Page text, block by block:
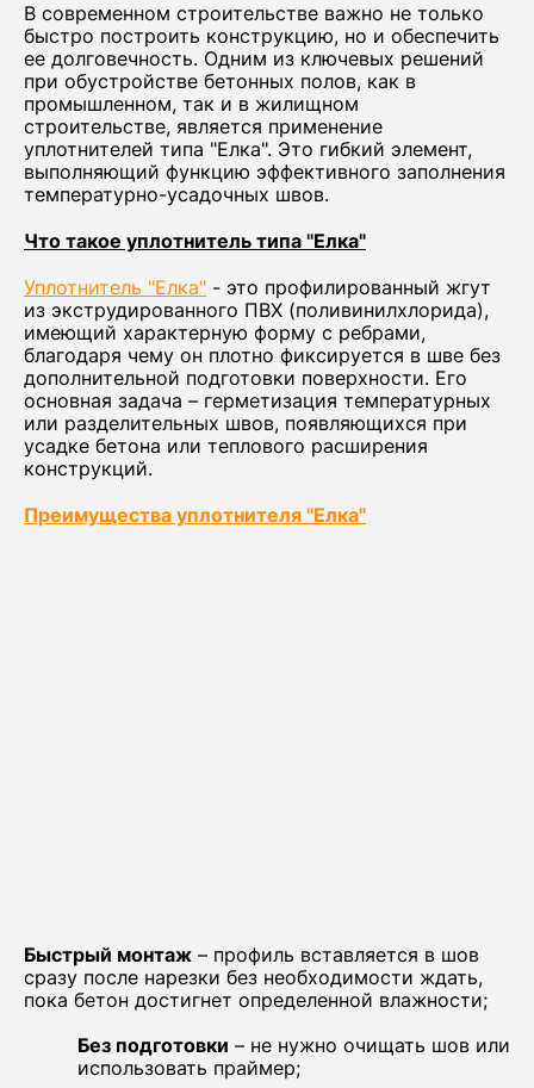
В современном строительстве важно не только
быстро построить конструкцию, но и обеспечить
ее долговечность. Одним из ключевых решений
при обустройстве бетонных полов, как в
промышленном, так и в жилищном
строительстве, является применение
уплотнителей типа "Елка". Это гибкий элемент,
выполняющий функцию эффективного заполнения
температурно-усадочных швов.
Что такое уплотнитель типа "Елка"
Уплотнитель "Елка" - это профилированный жгут
из экструдированного ПВХ (поливинилхлорида),
имеющий характерную форму с ребрами,
благодаря чему он плотно фиксируется в шве без
дополнительной подготовки поверхности. Его
основная задача – герметизация температурных
или разделительных швов, появляющихся при
усадке бетона или теплового расширения
конструкций.
Преимущества уплотнителя "Елка"
Быстрый монтаж – профиль вставляется в шов
сразу после нарезки без необходимости ждать,
пока бетон достигнет определенной влажности;
Без подготовки – не нужно очищать шов или
использовать праймер;